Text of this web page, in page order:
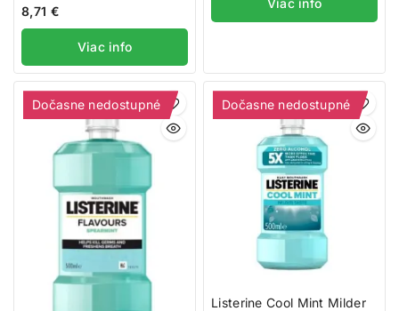
0
z
5
8,71 €
Viac info
Dočasne nedostupné Dočasne nedostupné
Listerine Cool Mint Milder